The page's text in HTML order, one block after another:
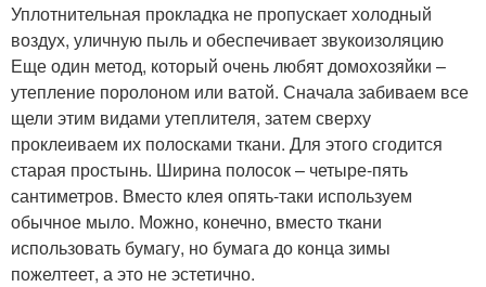
Уплотнительная прокладка не пропускает холодный
воздух, уличную пыль и обеспечивает звукоизоляцию
Еще один метод, который очень любят домохозяйки –
утепление поролоном или ватой. Сначала забиваем все
щели этим видами утеплителя, затем сверху
проклеиваем их полосками ткани. Для этого сгодится
старая простынь. Ширина полосок – четыре-пять
сантиметров. Вместо клея опять-таки используем
обычное мыло. Можно, конечно, вместо ткани
использовать бумагу, но бумага до конца зимы
пожелтеет, а это не эстетично.